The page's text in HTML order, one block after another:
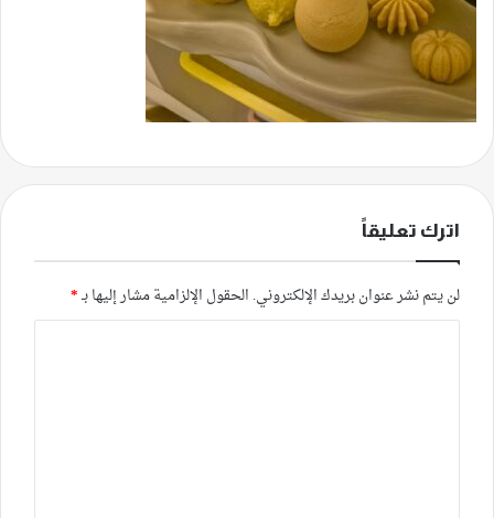
اترك تعليقاً
لن يتم نشر عنوان بريدك الإلكتروني. الحقول الإلزامية مشار إليها بـ*